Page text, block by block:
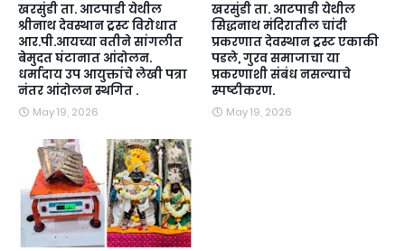
खरसुंडी ता. आटपाडी येथील
श्रीनाथ देवस्थान ट्रस्ट विरोधात
आर.पी.आयच्या वतीने सांगलीत
बेमुदत घंटानात आंदोलन.
धर्मादाय उप आयुक्तांचे लेखी पत्रा
नंतर आंदोलन स्थगित .
May 19, 2026
खरसुंडी ता. आटपाडी येथील
सिद्धनाथ मंदिरातील चांदी
प्रकरणात देवस्थान ट्रस्ट एकाकी
पडले, गुरव समाजाचा या
प्रकरणाशी संबंध नसल्याचे
स्पष्टीकरण.
May 19, 2026